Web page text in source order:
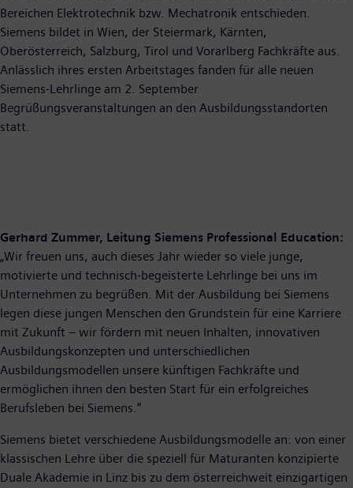
Bereichen Elektrotechnik bzw. Mechatronik entschieden.
Siemens bildet in Wien, der Steiermark, Kärnten,
Oberösterreich, Salzburg, Tirol und Vorarlberg Fachkräfte aus.
Anlässlich ihres ersten Arbeitstages fanden für alle neuen
Siemens-Lehrlinge am 2. September
Begrüßungsveranstaltungen an den Ausbildungsstandorten
statt.
Gerhard Zummer, Leitung Siemens Professional Education:
„Wir freuen uns, auch dieses Jahr wieder so viele junge,
motivierte und technisch-begeisterte Lehrlinge bei uns im
Unternehmen zu begrüßen. Mit der Ausbildung bei Siemens
legen diese jungen Menschen den Grundstein für eine Karriere
mit Zukunft – wir fördern mit neuen Inhalten, innovativen
Ausbildungskonzepten und unterschiedlichen
Ausbildungsmodellen unsere künftigen Fachkräfte und
ermöglichen ihnen den besten Start für ein erfolgreiches
Berufsleben bei Siemens.“
Siemens bietet verschiedene Ausbildungsmodelle an: von einer
klassischen Lehre über die speziell für Maturanten konzipierte
Duale Akademie in Linz bis zu dem österreichweit einzigartigen